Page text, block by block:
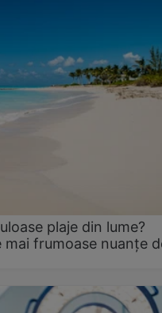
plaje din lume?
mai frumoase nuanțe